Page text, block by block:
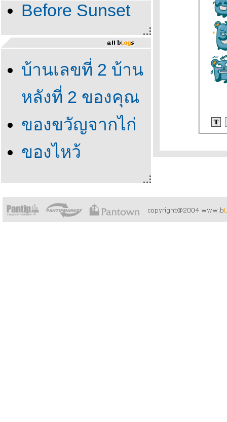
Before Sunset
บ้านเลขที่ 2 บ้าน
หลังที่ 2 ของคุณ
ของขวัญจากไก่
ของไหว้
บรรพบุรุษ
ซานต้า แมลงปอ